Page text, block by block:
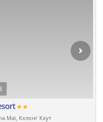
★★
Mai, Кхлонг Кхут